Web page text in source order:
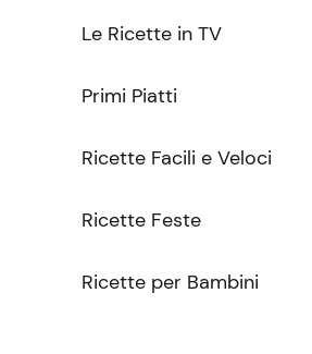
Le Ricette in TV
Primi Piatti
Ricette Facili e Veloci
Ricette Feste
Ricette per Bambini